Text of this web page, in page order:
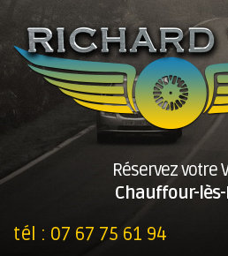
Réservez votre
Chauffour-
tél : 07 67 75 61 94